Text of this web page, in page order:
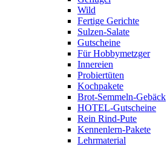
Wild
Fertige Gerichte
Sulzen-Salate
Gutscheine
Für Hobbymetzger
Innereien
Probiertüten
Kochpakete
Brot-Semmeln-Gebäck
HOTEL-Gutscheine
Rein Rind-Pute
Kennenlern-Pakete
Lehrmaterial